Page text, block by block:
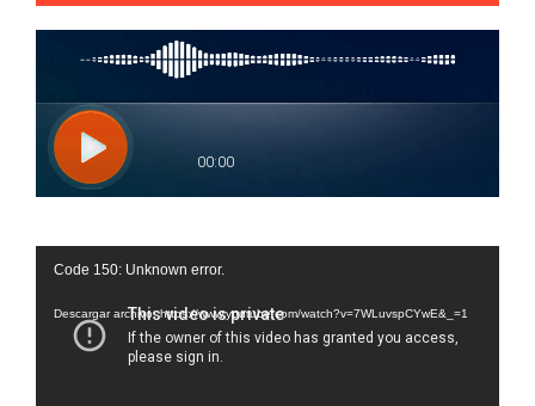
Reproductor
vídeo
Code 150: Unknown error.
Descargar archivo: https://www.youtube.com/watch?v=7WLuvspCYwE&_=1